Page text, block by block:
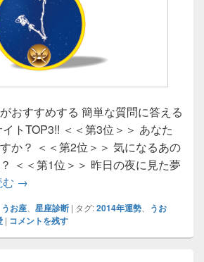
おすすめする 簡単な質問に答える
トTOP3!! ＜＜第3位＞＞ あなた
か？ ＜＜第2位＞＞ 気になるあの
＜＜第1位＞＞ 昨日の夜に見た夢
うお座｜12星座で占う2014年運勢
→
うお座 星座診断 | タグ:2014年運勢
うお
| コメントを残す